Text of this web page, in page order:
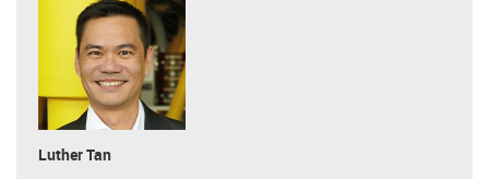
Luther Tan